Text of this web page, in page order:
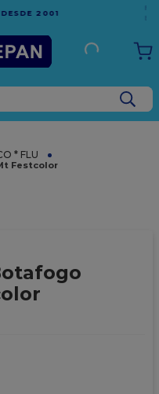
ACIMA DE R$1.000,00 PARA O
* FLU
Festcolor